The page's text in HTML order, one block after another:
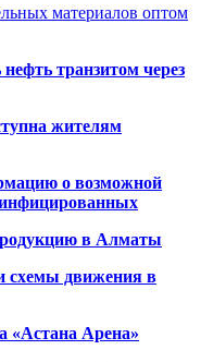
материалов оптом
транзитом через
жителям
о возможной
инфицированных
в Алматы
схемы движения в
«Астана Арена»